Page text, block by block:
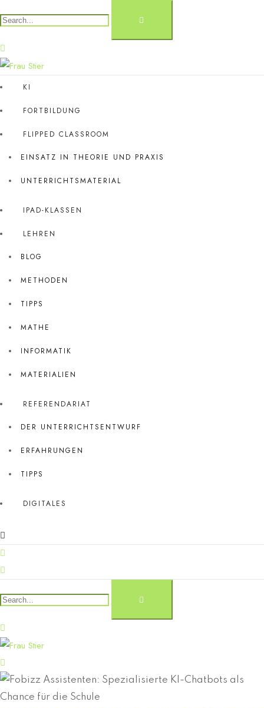
KI
FORTBILDUNG
FLIPPED CLASSROOM
EINSATZ IN THEORIE UND PRAXIS
UNTERRICHTSMATERIAL
IPAD-KLASSEN
LEHREN
BLOG
METHODEN
TIPPS
MATHE
INFORMATIK
MATERIALIEN
REFERENDARIAT
DER UNTERRICHTSENTWURF
ERFAHRUNGEN
TIPPS
DIGITALES